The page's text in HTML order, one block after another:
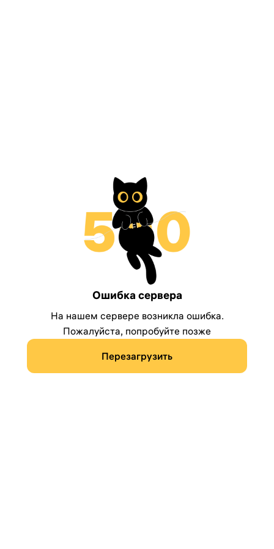
Ошибка сервера
На нашем сервере возникла ошибка.
Пожалуйста, попробуйте позже
Перезагрузить